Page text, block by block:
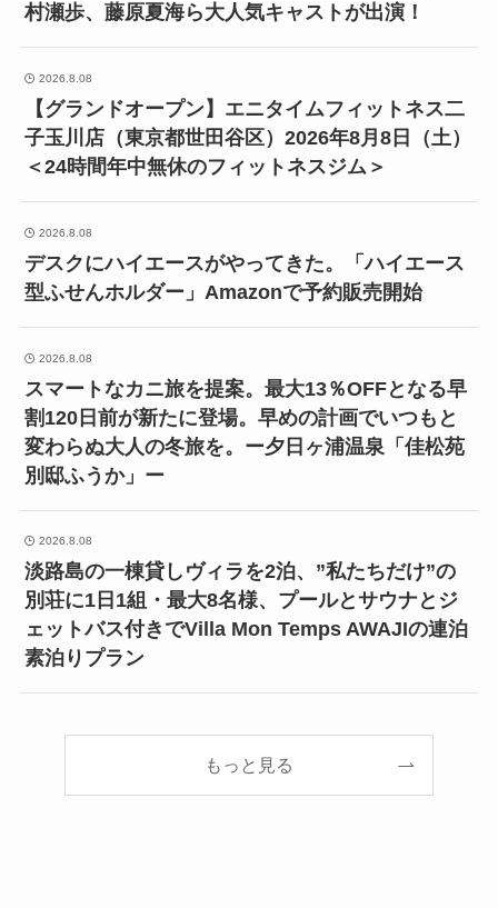
村瀬歩、藤原夏海ら大人気キャストが出演！
2026.8.08
【グランドオープン】エニタイムフィットネス二
子玉川店（東京都世田谷区）2026年8月8日（土）
＜24時間年中無休のフィットネスジム＞
2026.8.08
デスクにハイエースがやってきた。「ハイエース
型ふせんホルダー」Amazonで予約販売開始
2026.8.08
スマートなカニ旅を提案。最大13％OFFとなる早
割120日前が新たに登場。早めの計画でいつもと
変わらぬ大人の冬旅を。ー夕日ヶ浦温泉「佳松苑
別邸ふうか」ー
2026.8.08
淡路島の一棟貸しヴィラを2泊、”私たちだけ”の
別荘に1日1組・最大8名様、プールとサウナとジ
ェットバス付きでVilla Mon Temps AWAJIの連泊
素泊りプラン
もっと見る